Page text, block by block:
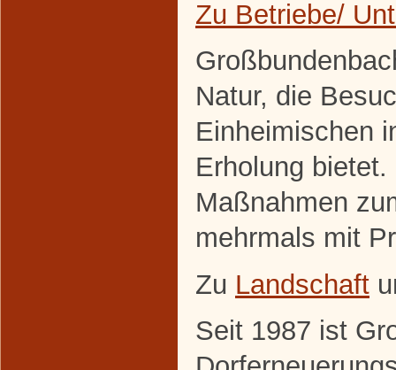
Zu Betriebe/
Natur, die
Einheimischen
Erholung
Maßnahmen
mehrmals mit
Zu Landschaft
Seit 1987 ist